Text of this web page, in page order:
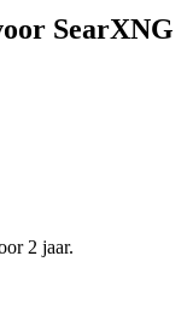
SearXNG
2 jaar.